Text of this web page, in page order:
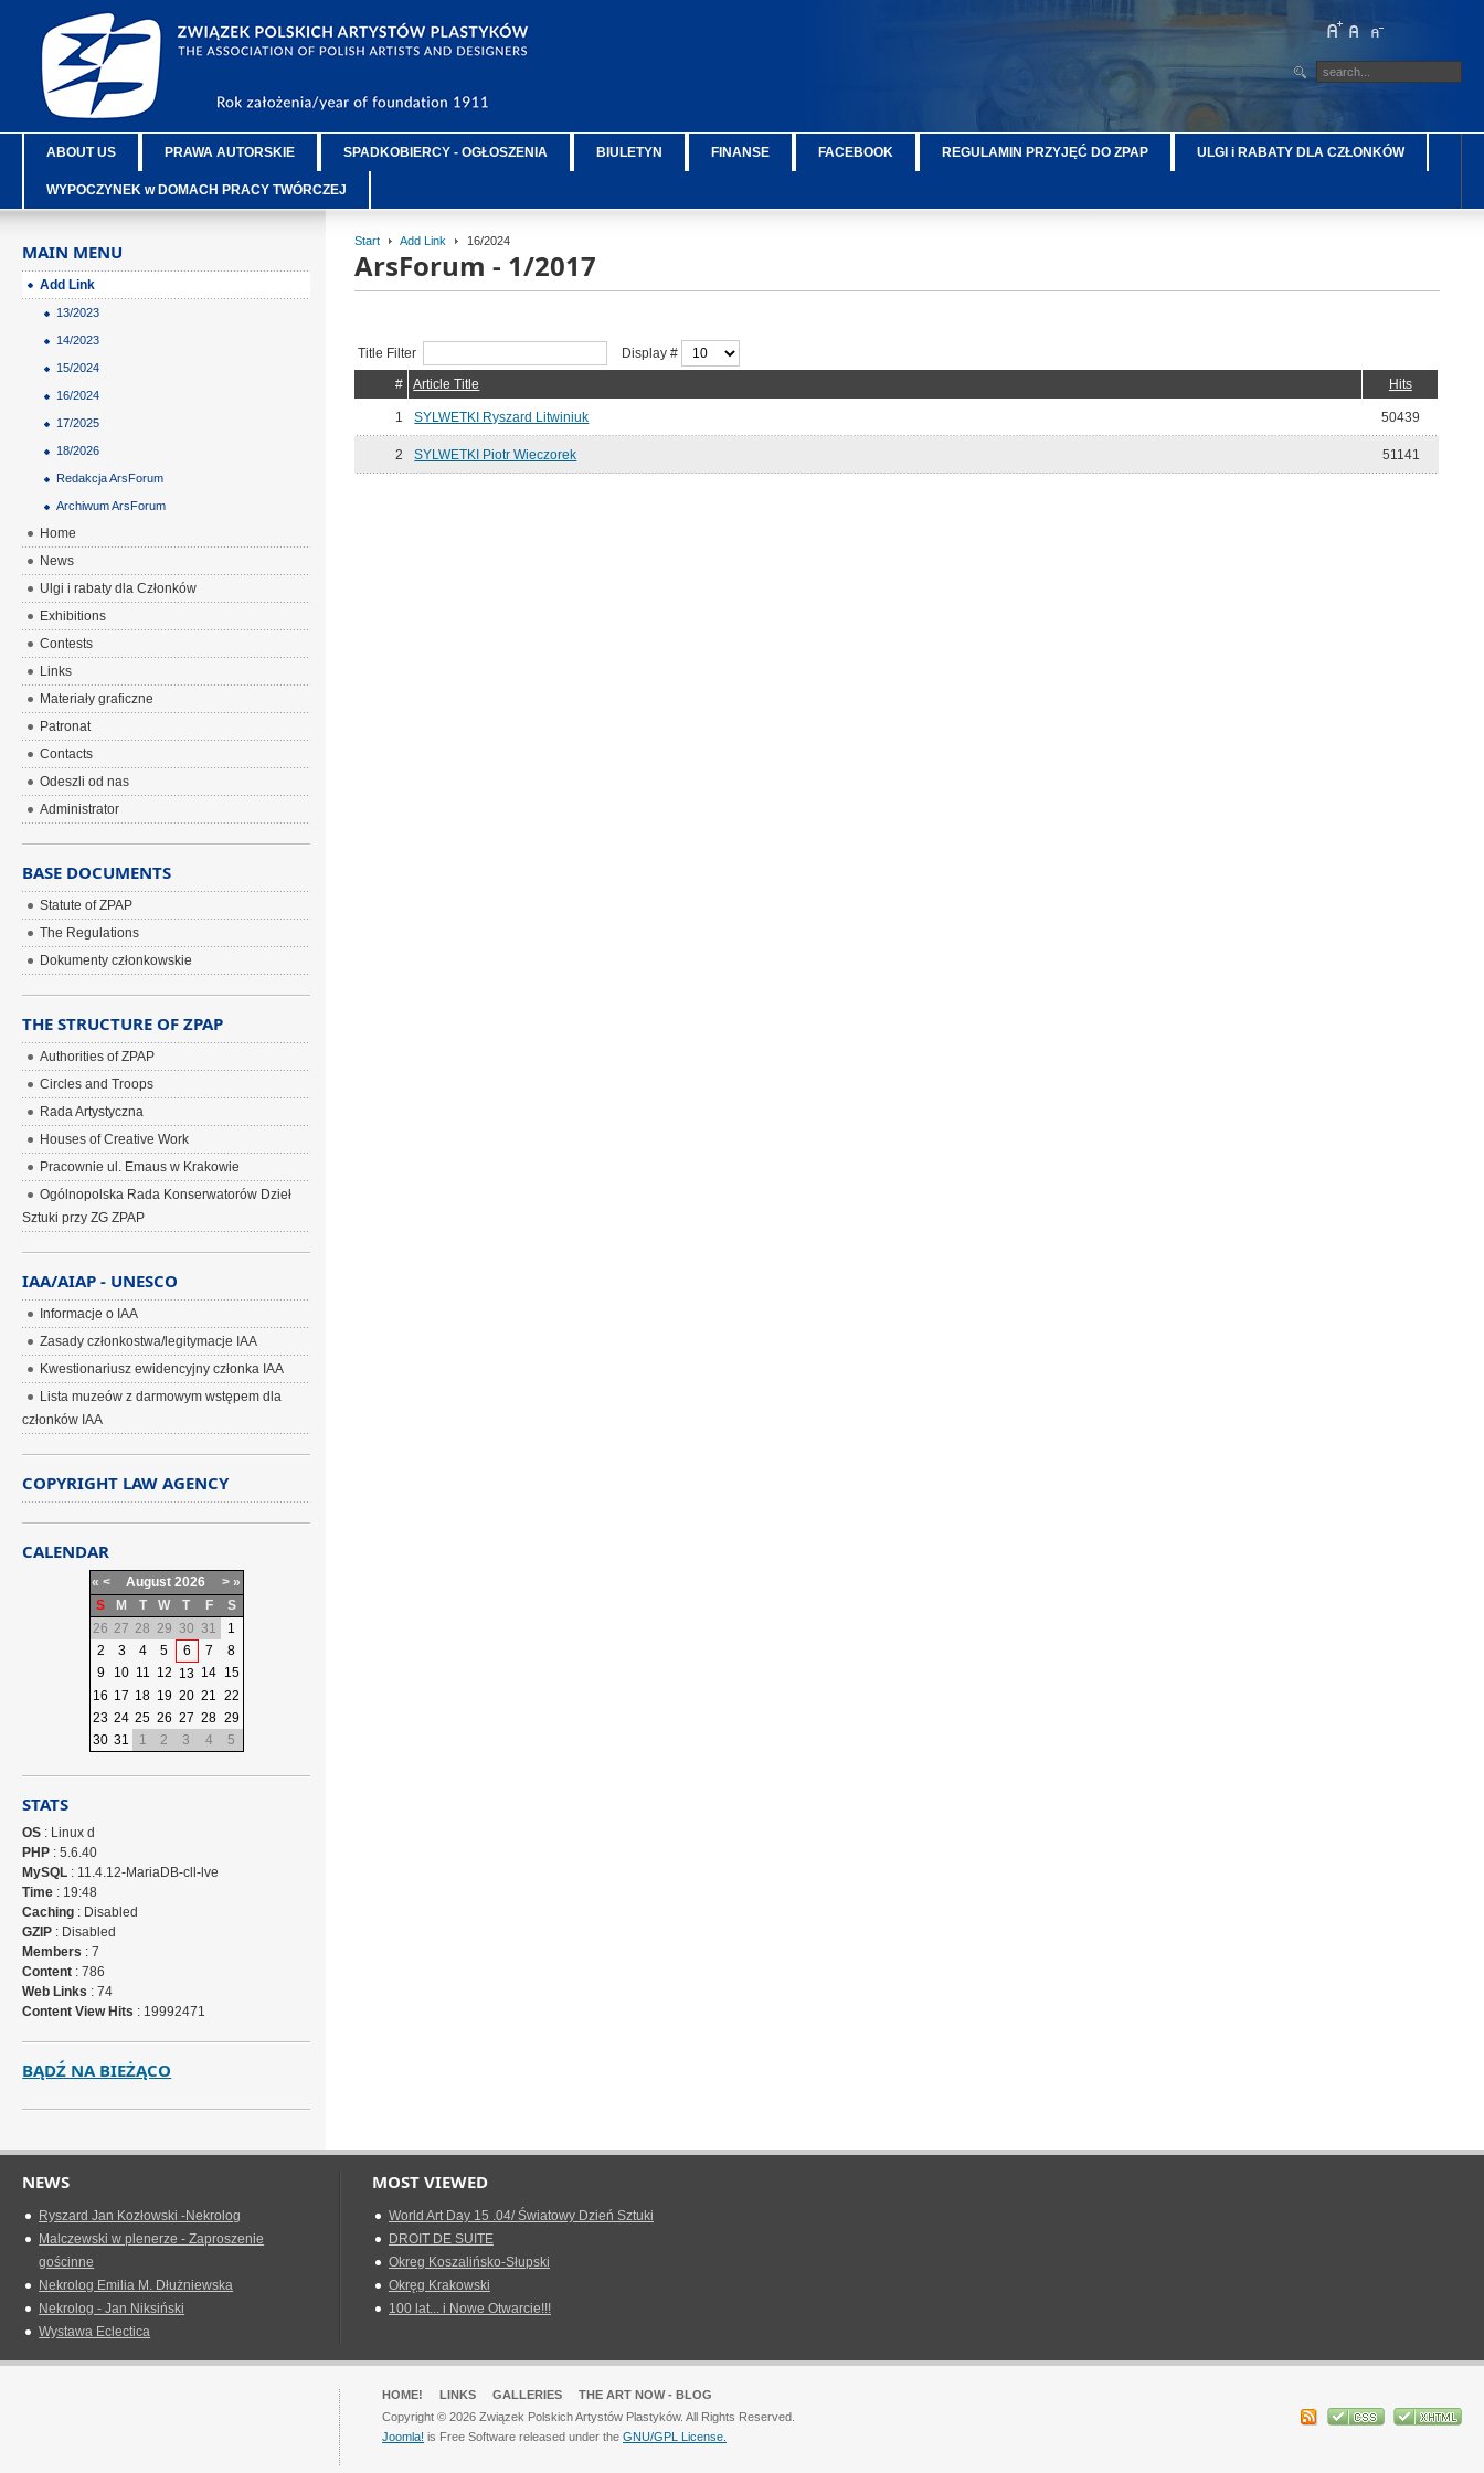
ABOUT US PRAWA AUTORSKIE SPADKOBIERCY - OGŁOSZENIA BIULETYN FINANSE FACEBOOK REGULAMIN PRZYJĘĆ DO ZPAP ULGI i RABATY DLA CZŁONKÓW
WYPOCZYNEK w DOMACH PRACY TWÓRCZEJ
Start Add Link 16/2024
ArsForum - 1/2017
Title Filter
Display #
#
Article Title Hits
1 SYLWETKI Ryszard Litwiniuk 50439
2 SYLWETKI Piotr Wieczorek 51141
MAIN MENU
Add Link
13/2023
14/2023
15/2024
16/2024
17/2025
18/2026
Redakcja ArsForum
Archiwum ArsForum
Home
News
Ulgi i rabaty dla Członków
Exhibitions
Contests
Links
Materiały graficzne
Patronat
Contacts
Odeszli od nas
Administrator
BASE DOCUMENTS
Statute of ZPAP
The Regulations
Dokumenty członkowskie
THE STRUCTURE OF ZPAP
Authorities of ZPAP
Circles and Troops
Rada Artystyczna
Houses of Creative Work
Pracownie ul. Emaus w Krakowie
Ogólnopolska Rada Konserwatorów Dzieł
Sztuki przy ZG ZPAP
IAA/AIAP - UNESCO
Informacje o IAA
Zasady członkostwa/legitymacje IAA
Kwestionariusz ewidencyjny członka IAA
Lista muzeów z darmowym wstępem dla
członków IAA
COPYRIGHT LAW AGENCY
CALENDAR
« < August 2026 > »
S
M T W T F
S
26 27 28 29 30 31
1
2
3 4 5 6 7
8
9
10 11 12 13 14 15
16 17 18 19 20 21 22
23 24 25 26 27 28 29
30 31 1 2 3 4 5
STATS
OS : Linux d
PHP : 5.6.40
MySQL : 11.4.12-MariaDB-cll-lve
Time : 19:48
Caching : Disabled
GZIP : Disabled
Members : 7
Content : 786
Web Links : 74
Content View Hits : 19992471
BĄDŹ NA BIEŻĄCO
NEWS
Ryszard Jan Kozłowski -Nekrolog
Malczewski w plenerze - Zaproszenie
gościnne
Nekrolog Emilia M. Dłużniewska
Nekrolog - Jan Niksiński
Wystawa Eclectica
MOST VIEWED
World Art Day 15 .04/ Światowy Dzień Sztuki
DROIT DE SUITE
Okreg Koszalińsko-Słupski
Okręg Krakowski
100 lat... i Nowe Otwarcie!!!
HOME! LINKS GALLERIES
THE ART NOW - BLOG
Copyright © 2026 Związek Polskich Artystów Plastyków. All Rights Reserved.
Joomla! is Free Software released under theGNU/GPL License.